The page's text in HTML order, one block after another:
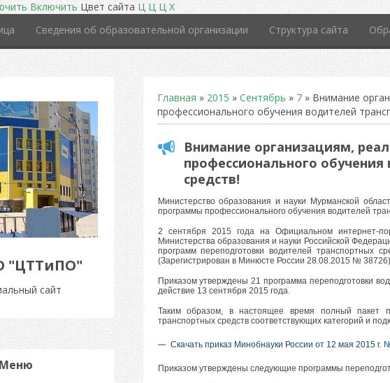
ВключитьЦвет сайтаЦ Ц Ц Х
Сведения об образовательной организации Структура сайта
"ЦТТиПО"
сайт
Главная » 2015 » Сентябрь » 7» Внимание
профессионального обучения водителей
Внимание организациям,
профессионального
средств!
Министерство образования и науки Мурманской
программы профессионального обучения водителей
2 сентября 2015 года на Официальном интернет-
Министерства образования и науки Российской
программ переподготовки водителей транспортных
(Зарегистрирован в Минюсте России 28.08.2015 №
Приказом утверждены 21 программа переподготовки
действие 13 сентября 2015 года.
Таким образом, в настоящее время полный пакет
транспортных средств соответствующих категорий и
Скачать приказ Минобнауки России от 12 мая 2015
Приказом утверждены следующие программы
Меню